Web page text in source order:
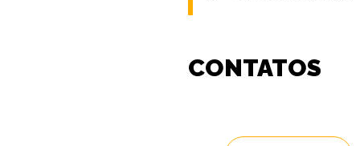
CONTATOS